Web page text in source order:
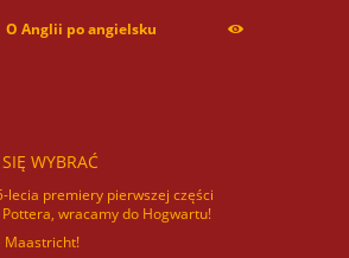
O Anglii po angielsku
WYBRAĆ
lecia premiery pierwszej części
Pottera, wracamy do Hogwartu!
Maastricht!